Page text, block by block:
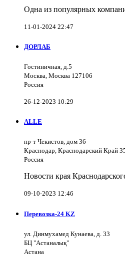
Одна из популярных
11-01-2024 22:47
ДОРЛАБ
Гостиничная, д.5
Москва, Москва 127106
Россия
26-12-2023 10:29
ALLE
пр-т Чекистов, дом 36
Краснодар, Краснодарский Край
Россия
Новости края
09-10-2023 12:46
Перевозка-24 KZ
ул. Динмухамед Кунаева, д. 33
БЦ "Астаналық"
Астана